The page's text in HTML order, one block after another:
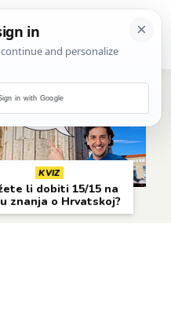
KVIZ
li dobiti 15/15 na
znanja o Hrvatskoj?
in with Google